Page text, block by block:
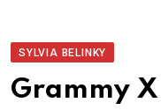
SYLVIA BELINKY
Grammy